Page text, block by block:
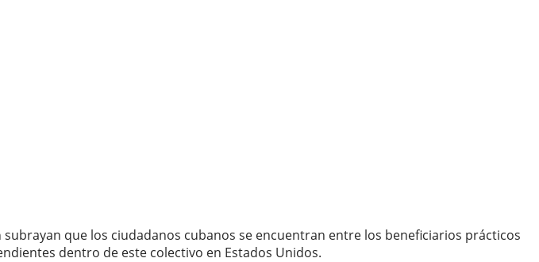
que los ciudadanos cubanos se encuentran entre los beneficiarios prácticos
dentro de este colectivo en Estados Unidos.